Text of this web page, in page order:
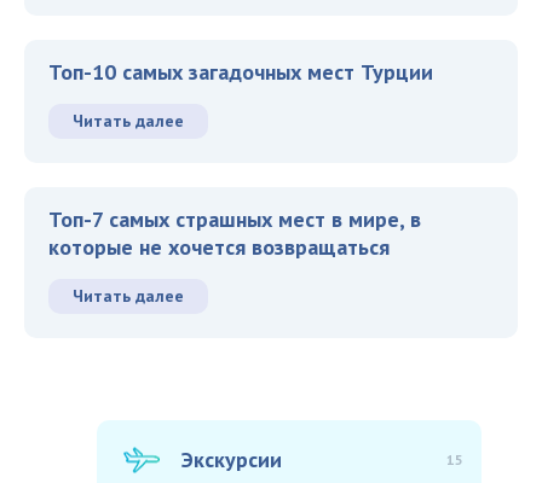
Топ-10 самых загадочных мест Турции
Читать далее
Топ-7 самых страшных мест в мире, в
которые не хочется возвращаться
Читать далее
Экскурсии 15